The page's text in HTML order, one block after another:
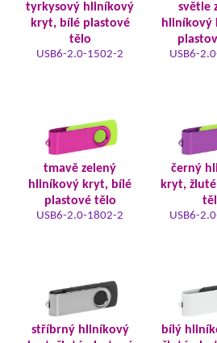
tyrkysový hliníkový
kryt, bílé plastové
tělo
USB6-2.0-1502-2
světle
hliníkový
USB6-
tmavě zelený
hliníkový kryt, bílé
plastové tělo
USB6-2.0-1802-2
černý
kryt,
USB6-
stříbrný hliníkový
bílý